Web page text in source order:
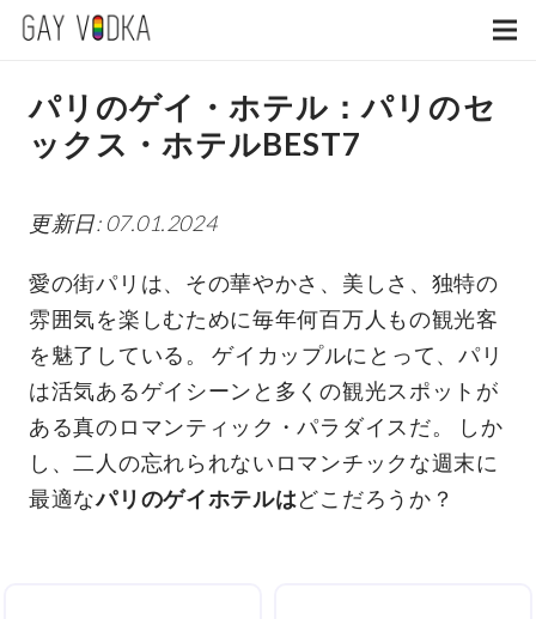
パリのゲイ・ホテル：パリのセ
ックス・ホテルBEST7
更新日: 07.01.2024
愛の街パリは、その華やかさ、美しさ、独特の
雰囲気を楽しむために毎年何百万人もの観光客
を魅了している。 ゲイカップルにとって、パリ
は活気あるゲイシーンと多くの観光スポットが
ある真のロマンティック・パラダイスだ。 しか
し、二人の忘れられないロマンチックな週末に
最適なパリのゲイホテルはどこだろうか？